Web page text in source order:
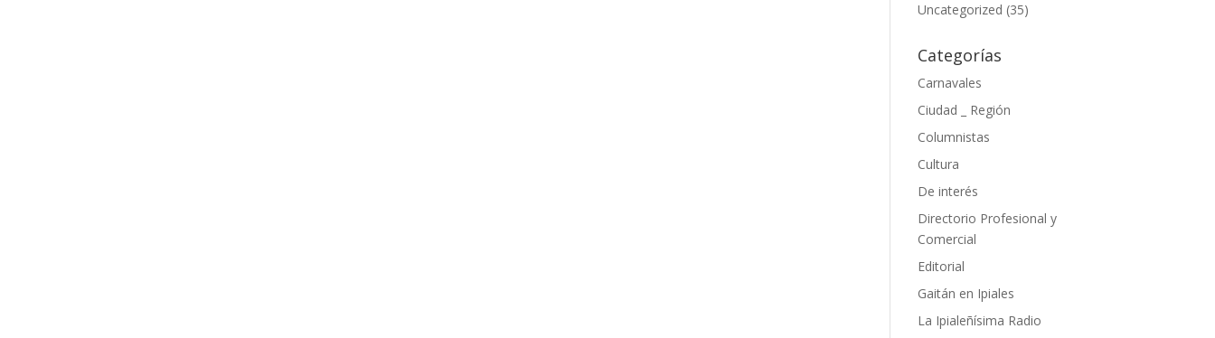
Uncategorized (35)
Categorías
Carnavales
Ciudad _ Región
Columnistas
Cultura
De interés
Directorio Profesional y
Comercial
Editorial
Gaitán en Ipiales
La Ipialeñísima Radio